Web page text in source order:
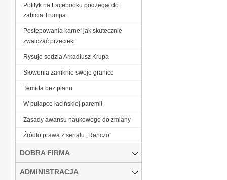
Polityk na Facebooku podżegał do
zabicia Trumpa
Postępowania karne: jak skutecznie
zwalczać przecieki
Rysuje sędzia Arkadiusz Krupa
Słowenia zamknie swoje granice
Temida bez planu
W pułapce łacińskiej paremii
Zasady awansu naukowego do zmiany
Źródło prawa z serialu „Ranczo”
DOBRA FIRMA
ADMINISTRACJA